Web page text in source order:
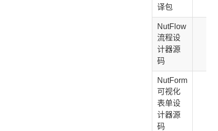
译包
NutFlow
流程设
计器源
码
NutForm
可视化
表单设
计器源
码